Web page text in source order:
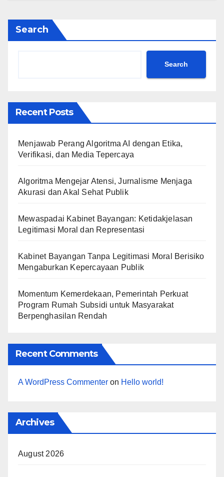
Search
Search
Recent Posts
Menjawab Perang Algoritma AI dengan Etika,
Verifikasi, dan Media Tepercaya
Algoritma Mengejar Atensi, Jurnalisme Menjaga
Akurasi dan Akal Sehat Publik
Mewaspadai Kabinet Bayangan: Ketidakjelasan
Legitimasi Moral dan Representasi
Kabinet Bayangan Tanpa Legitimasi Moral Berisiko
Mengaburkan Kepercayaan Publik
Momentum Kemerdekaan, Pemerintah Perkuat
Program Rumah Subsidi untuk Masyarakat
Berpenghasilan Rendah
Recent Comments
A WordPress Commenter on Hello world!
Archives
August 2026